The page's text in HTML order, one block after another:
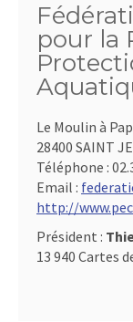
pour la
Le Moulin à
28400 SAINT
Téléphone :
Email :
http://
Président :
13 940 Cartes